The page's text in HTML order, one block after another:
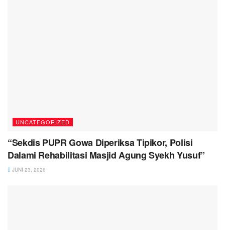
UNCATEGORIZED
“Sekdis PUPR Gowa Diperiksa Tipikor, Polisi
Dalami Rehabilitasi Masjid Agung Syekh Yusuf”
JUNI 23, 2026